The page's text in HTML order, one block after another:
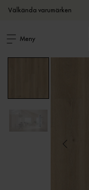
Välkända varumärken
Meny